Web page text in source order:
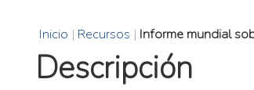
Inicio | Recursos | Informe mundial
Descripción